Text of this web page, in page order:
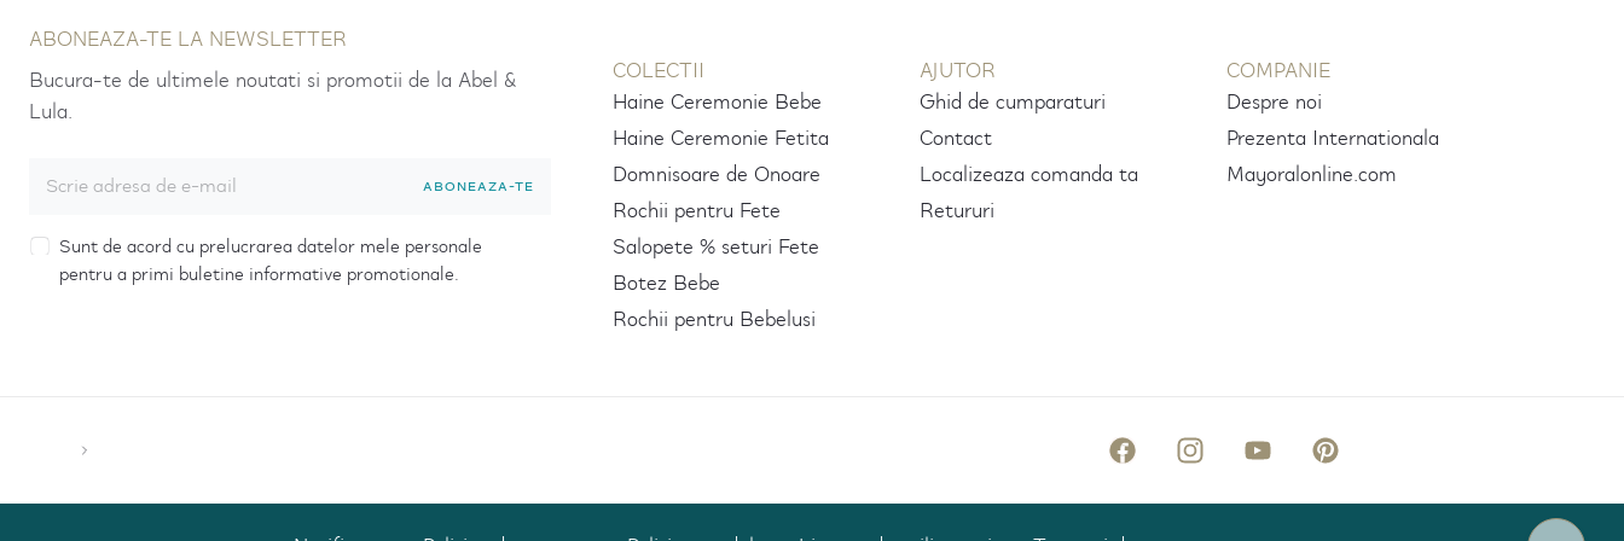
ABONEAZA-TE LA NEWSLETTER
Bucura-te de ultimele noutati si promotii de la Abel &
Lula.
ABONEAZA-TE
Sunt de acord cu prelucrarea datelor mele personale
pentru a primi buletine informative promotionale.
COLECTII
Haine Ceremonie Bebe
Haine Ceremonie Fetita
Domnisoare de Onoare
Rochii pentru Fete
Salopete % seturi Fete
Botez Bebe
Rochii pentru Bebelusi
AJUTOR
Ghid de cumparaturi
Contact
Localizeaza comanda ta
Retururi
COMPANIE
Despre noi
Prezenta Internationala
Mayoralonline.com